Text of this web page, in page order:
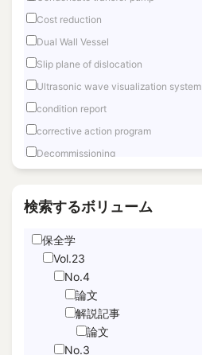
Cost reduction
Dual Wall Vessel
Slip plane of dislocation
Ultrasonic wave visualization system
condition report
corrective action program
Decommissioning
Fuel Debris Retrieval
Hand Motion TracNing
immediate unfettered access
performance indicator
検索するボリューム
保全学
Vol.23
No.4
論文
解説記事
論文
No.3